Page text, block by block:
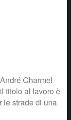
Charmel
titolo al lavoro è
le strade di una